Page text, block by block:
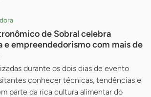
de Sobral celebra
e empreendedorismo com mais de
durante os dois dias de evento
conhecer técnicas, tendências e
parte da rica cultura alimentar do